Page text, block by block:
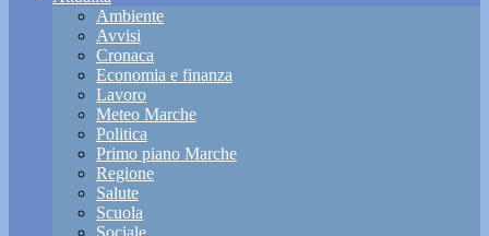
Ambiente
Avvisi
Cronaca
Economia e finanza
Lavoro
Meteo Marche
Politica
Primo piano Marche
Regione
Salute
Scuola
Sociale